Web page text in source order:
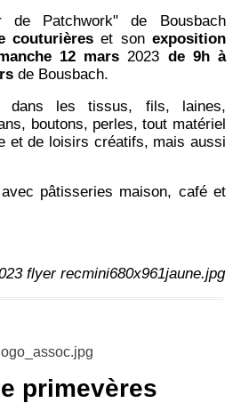
de Patchwork" de Bousbach
couturières et son exposition
12 mars 2023 de 9h à
de Bousbach.
dans les tissus, fils, laines,
boutons, perles, tout matériel
et de loisirs créatifs, mais aussi
pâtisseries maison, café et
primevères